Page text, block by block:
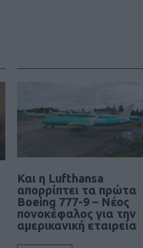
Και η Lufthansa
απορρίπτει τα πρώτα
Boeing 777-9 – Νέος
πονοκέφαλος για την
αμερικανική εταιρεία